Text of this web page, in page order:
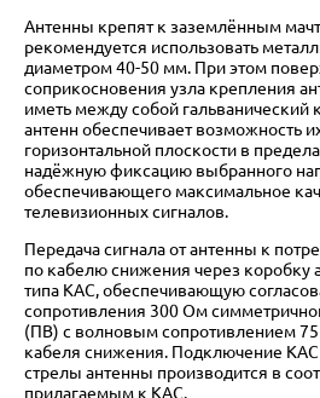
Антенны крепят к заземлённым
рекомендуется использовать
диаметром 40-50 мм. При этом
соприкосновения узла крепления
иметь между собой гальванический
антенн обеспечивает возможность
горизонтальной плоскости в
надёжную фиксацию выбранного
обеспечивающего максимальное
телевизионных сигналов.
Передача сигнала от антенны к
по кабелю снижения через коробку
типа КАС, обеспечивающую
сопротивления 300 Ом
(ПВ) с волновым сопротивлением
кабеля снижения. Подключение
стрелы антенны производится в
прилагаемым к КАС.